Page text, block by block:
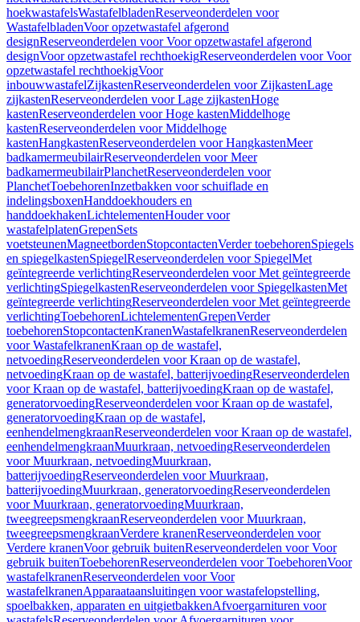
hoekwastafelsWastafelbladenReserveonderdelen voor
WastafelbladenVoor opzetwastafel afgerond
designReserveonderdelen voor Voor opzetwastafel afgerond
designVoor opzetwastafel rechthoekigReserveonderdelen voor Voor
opzetwastafel rechthoekigVoor
inbouwwastafelZijkastenReserveonderdelen voor ZijkastenLage
zijkastenReserveonderdelen voor Lage zijkastenHoge
kastenReserveonderdelen voor Hoge kastenMiddelhoge
kastenReserveonderdelen voor Middelhoge
kastenHangkastenReserveonderdelen voor HangkastenMeer
badkamermeubilairReserveonderdelen voor Meer
badkamermeubilairPlanchetReserveonderdelen voor
PlanchetToebehorenInzetbakken voor schuiflade en
indelingsboxenHanddoekhouders en
handdoekhakenLichtelementenHouder voor
wastafelplatenGrepenSets
voetsteunenMagneetbordenStopcontactenVerder toebehorenSpiegels
en spiegelkastenSpiegelReserveonderdelen voor SpiegelMet
geïntegreerde verlichtingReserveonderdelen voor Met geïntegreerde
verlichtingSpiegelkastenReserveonderdelen voor SpiegelkastenMet
geïntegreerde verlichtingReserveonderdelen voor Met geïntegreerde
verlichtingToebehorenLichtelementenGrepenVerder
toebehorenStopcontactenKranenWastafelkranenReserveonderdelen
voor WastafelkranenKraan op de wastafel,
netvoedingReserveonderdelen voor Kraan op de wastafel,
netvoedingKraan op de wastafel, batterijvoedingReserveonderdelen
voor Kraan op de wastafel, batterijvoedingKraan op de wastafel,
generatorvoedingReserveonderdelen voor Kraan op de wastafel,
generatorvoedingKraan op de wastafel,
eenhendelmengkraanReserveonderdelen voor Kraan op de wastafel,
eenhendelmengkraanMuurkraan, netvoedingReserveonderdelen
voor Muurkraan, netvoedingMuurkraan,
batterijvoedingReserveonderdelen voor Muurkraan,
batterijvoedingMuurkraan, generatorvoedingReserveonderdelen
voor Muurkraan, generatorvoedingMuurkraan,
tweegreepsmengkraanReserveonderdelen voor Muurkraan,
tweegreepsmengkraanVerdere kranenReserveonderdelen voor
Verdere kranenVoor gebruik buitenReserveonderdelen voor Voor
gebruik buitenToebehorenReserveonderdelen voor ToebehorenVoor
wastafelkranenReserveonderdelen voor Voor
wastafelkranenApparaataansluitingen voor wastafelopstelling,
spoelbakken, apparaten en uitgietbakkenAfvoergarnituren voor